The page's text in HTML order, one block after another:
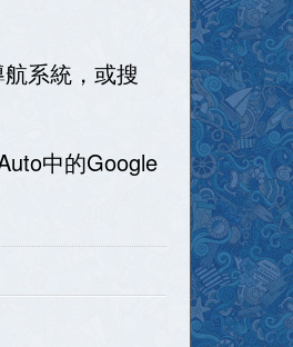
系統，或搜
中的Google